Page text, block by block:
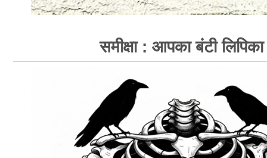
समीक्षा : आपका बंटी लिपिका